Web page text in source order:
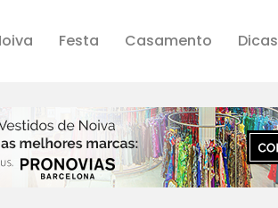
Festa Casamento Dicas
Maximus Atelier
Festa
Casamento